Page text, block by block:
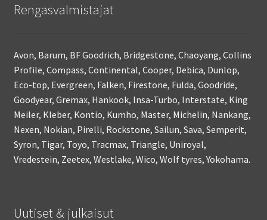
Rengasvalmistajat
Avon, Barum, BF Goodrich, Bridgestone, Chaoyang, Collins
Profile, Compass, Continental, Cooper, Debica, Dunlop,
Eco-top, Evergreen, Falken, Firestone, Fulda, Goodride,
Goodyear, Gremax, Hankook, Insa-Turbo, Interstate, King
Meiler, Kleber, Kontio, Kumho, Master, Michelin, Nankang,
Nexen, Nokian, Pirelli, Rockstone, Sailun, Sava, Semperit,
Syron, Tigar, Toyo, Tracmax, Triangle, Uniroyal,
Vredestein, Zeetex, Westlake, Wico, Wolf tyres, Yokohama.
Uutiset & julkaisut